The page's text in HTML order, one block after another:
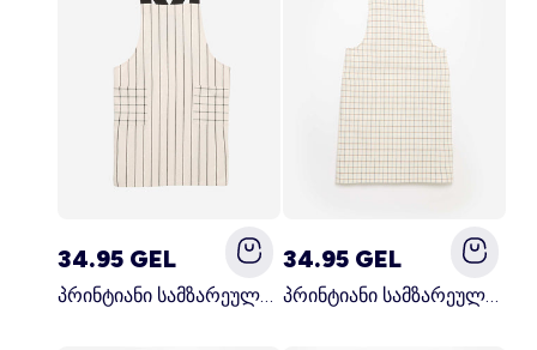
34.95 GEL
პრინტიანი სამზარეულოს წინსაფარი შავი
34.95 GEL
პრინტიანი სამზარეულოს წინსაფარი კრემისფერი